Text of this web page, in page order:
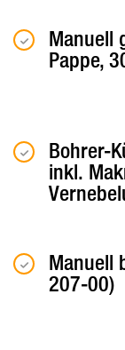
Manuell
Pappe,
Bohrer-
inkl.
Manuell
207-00)